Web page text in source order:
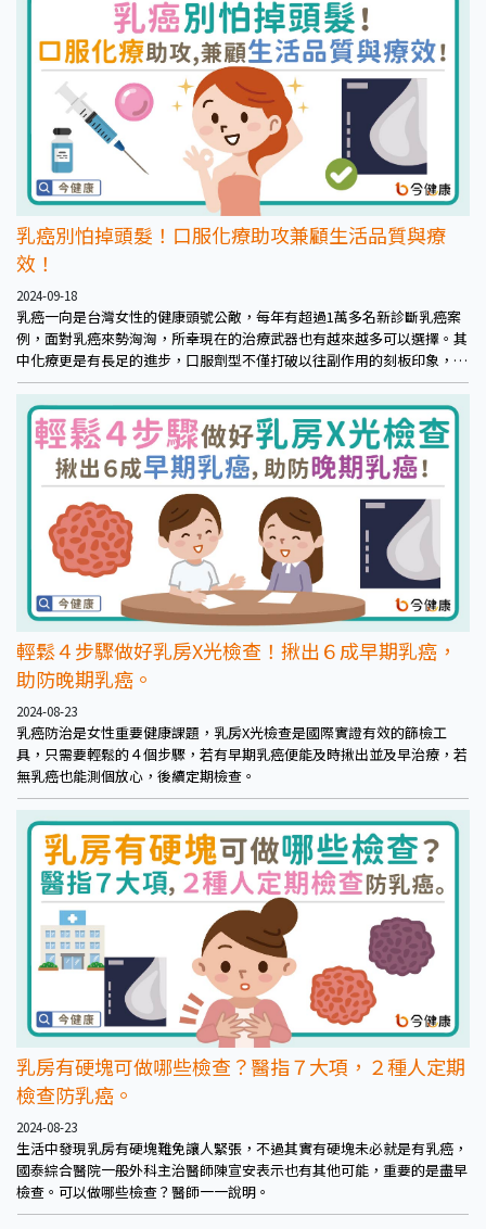
乳癌別怕掉頭髮！口服化療助攻兼顧生活品質與療
效！
2024-09-18
乳癌一向是台灣女性的健康頭號公敵，每年有超過1萬多名新診斷乳癌案
例，面對乳癌來勢洶洶，所幸現在的治療武器也有越來越多可以選擇。其
中化療更是有長足的進步，口服劑型不僅打破以往副作用的刻板印象，同
時兼具療效，保有一定的生活品質及工作能力，讓確診晚期或轉移型的乳
癌患者，也不用害怕面對化療。
輕鬆４步驟做好乳房X光檢查！揪出６成早期乳癌，
助防晚期乳癌。
2024-08-23
乳癌防治是女性重要健康課題，乳房X光檢查是國際實證有效的篩檢工
具，只需要輕鬆的４個步驟，若有早期乳癌便能及時揪出並及早治療，若
無乳癌也能測個放心，後續定期檢查。
乳房有硬塊可做哪些檢查？醫指７大項，２種人定期
檢查防乳癌。
2024-08-23
生活中發現乳房有硬塊難免讓人緊張，不過其實有硬塊未必就是有乳癌，
國泰綜合醫院一般外科主治醫師陳宣安表示也有其他可能，重要的是盡早
檢查。可以做哪些檢查？醫師一一說明。